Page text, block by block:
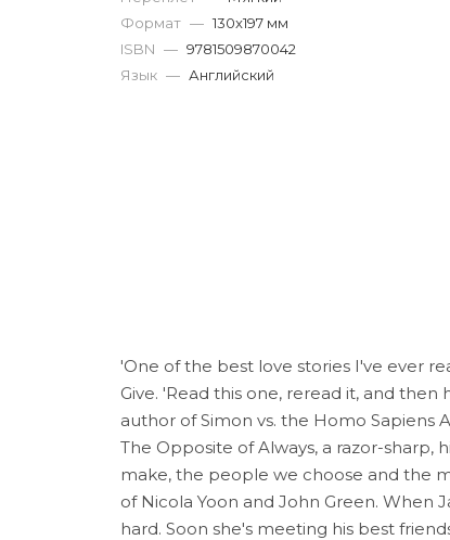
Формат — 130x197 мм
ISBN — 9781509870042
Язык — Английский
'One of the best love stories I've ever
Give. 'Read this one, reread it, and
author of Simon vs. the Homo Sapiens
The Opposite of Always, a razor-
make, the people we choose and the
of Nicola Yoon and John Green. When
hard. Soon she's meeting his best